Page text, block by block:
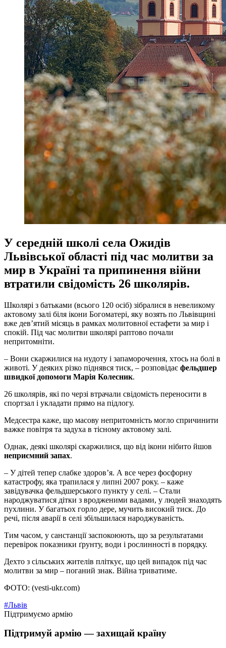
У середній школі села Ожидів
Львівської області під час молитви за
мир в Україні та припинення війни
втратили свідомість 26 школярів.
Школярі з батьками (всього 120 осіб) зібралися в невеликому
актовому залі біля ікони Богоматері, яку возять по Львівщині
вже дев’ятий місяць в рамках молитовної естафети за мир і
спокій. Під час молитви школярі раптово почали
непритомніти.
– Вони скаржилися на нудоту і запаморочення, хтось на болі в
животі. У деяких різко піднявся тиск, – розповідає фельдшер
швидкої допомоги Марія Колесник.
26 школярів, які по черзі втрачали свідомість переносити в
спортзал і укладати прямо на підлогу.
Медсестра каже, що масову непритомність могло спричинити
важке повітря та задуха в тісному актовому залі.
Однак, деякі школярі скаржилися, що від ікони нібито йшов
неприємний запах.
– У дітей тепер слабке здоров’я. А все через фосфорну
катастрофу, яка трапилася у липні 2007 року. – каже
завідувачка фельдшерського пункту у селі. – Стали
народжуватися дітки з вродженими вадами, у людей знаходять
пухлини. У багатьох горло дере, мучить високий тиск. До
речі, після аварії в селі збільшилася народжуваність.
Тим часом, у санстанції заспокоюють, що за результатами
перевірок показники ґрунту, води і рослинності в порядку.
Дехто з сільських жителів пліткує, що цей випадок під час
молитви за мир – поганий знак. Війна триватиме.
ФОТО: (vesti-ukr.com)
#Львів
Підтримуємо армію
Підтримуй армію — захищай країну